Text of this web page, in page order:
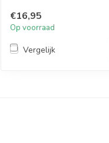
€16,95
Op voorraad
Vergelijk